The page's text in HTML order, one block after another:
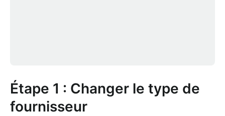
Étape 1 : Changer le type de
fournisseur